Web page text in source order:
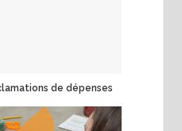
de dépenses